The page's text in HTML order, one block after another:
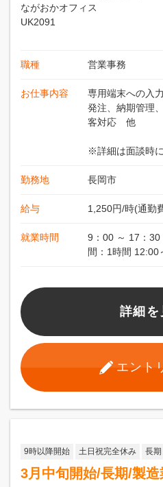
ながおかオフィス
UK2091
職種 営業事務
お仕事内容
専用端末への入
発注、納期管理
客対応 他
※詳細は面談時
勤務地 長岡市
給与 1,250円/時(通勤
就業時間
9：00 ～ 17：
間：1時間 12:00
詳細を
エント
9時以降開始 土日祝完全休み 長期
3月中旬開始/長期/製